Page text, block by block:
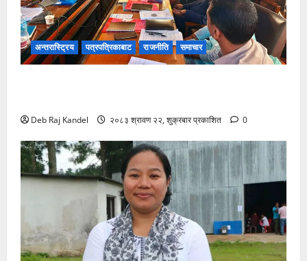
अन्तरास्ट्रिय पत्रपत्रिकाबाट राजनीति समाचार
Deb Raj Kandel २०८३ श्रावण २२, शुक्रबार प्रकाशित 0